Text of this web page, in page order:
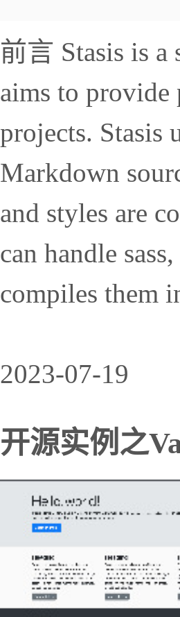
前言 Stasis is a
aims to provide
projects. Stasis
Markdown
and styles are
can handle
compiles them
2023-07-19
开源实例之